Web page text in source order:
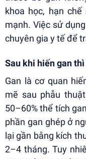
khoa học, hạn
mạnh. Việc sử
chuyên gia y tế để
Sau khi hiến gan
Gan là cơ quan
mẽ sau phẫu
50–60% thể tích
phần gan ghép ở
lại gần bằng kích
2–4 tháng. Tuy